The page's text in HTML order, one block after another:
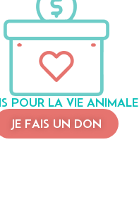
POUR LA VIE ANIMALE
JE FAIS UN DON